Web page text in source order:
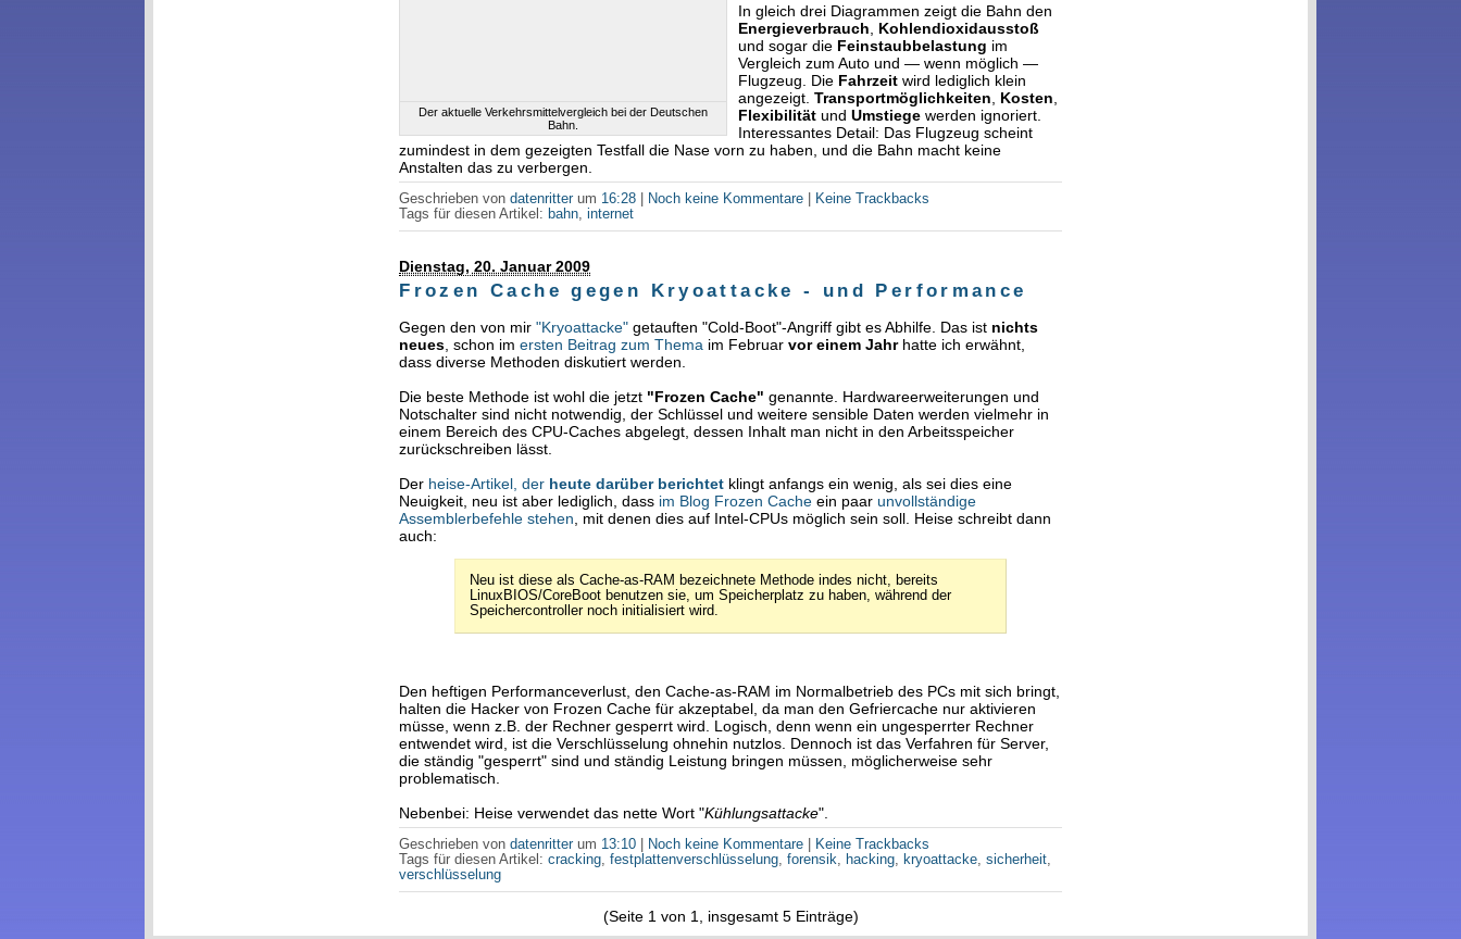
Der aktuelle Verkehrsmittelvergleich bei der Deutschen
Bahn.
In gleich drei Diagrammen zeigt die Bahn den
Energieverbrauch
Kohlendioxidausstoß
und sogar die Feinstaubbelastung im
Vergleich zum Auto und — wenn möglich —
Flugzeug. Die Fahrzeit wird lediglich klein
angezeigt.Transportmöglichkeiten Kosten
Flexibilität undUmstiege werden ignoriert.
Interessantes Detail: Das Flugzeug scheint
zumindest in dem gezeigten Testfall die Nase vorn zu haben, und die Bahn macht keine
Anstalten das zu verbergen.
Geschrieben vondatenritterum 16:28 Noch keine Kommentare
Keine Trackbacks
Tags für diesen Artikel: bahn,internet
Dienstag, 20. Januar 2009
Frozen Cache gegen Kryoattacke - und Performance
Gegen den von mir"Kryoattacke" getauften "Cold-Boot"-Angriff gibt es Abhilfe. Das ist nichts
neues , schon imersten Beitrag zum Thema im Februarvor einem Jahrhatte ich erwähnt,
dass diverse Methoden diskutiert werden.
Die beste Methode ist wohl die jetzt "Frozen Cache" genannte. Hardwareerweiterungen und
Notschalter sind nicht notwendig, der Schlüssel und weitere sensible Daten werden vielmehr in
einem Bereich des CPU-Caches abgelegt, dessen Inhalt man nicht in den Arbeitsspeicher
zurückschreiben lässt.
Der heise-Artikel, der heute darüber berichtet klingt anfangs ein wenig, als sei dies eine
Neuigkeit, neu ist aber lediglich, dass im Blog Frozen Cache ein paar unvollständige
Assemblerbefehle stehen , mit denen dies auf Intel-CPUs möglich sein soll. Heise schreibt dann
auch:
Neu ist diese als Cache-as-RAM bezeichnete Methode indes nicht, bereits
LinuxBIOS/CoreBoot benutzen sie, um Speicherplatz zu haben, während der
Speichercontroller noch initialisiert wird.
Den heftigen Performanceverlust, den Cache-as-RAM im Normalbetrieb des PCs mit sich bringt,
halten die Hacker von Frozen Cache für akzeptabel, da man den Gefriercache nur aktivieren
müsse, wenn z.B. der Rechner gesperrt wird. Logisch, denn wenn ein ungesperrter Rechner
entwendet wird, ist die Verschlüsselung ohnehin nutzlos. Dennoch ist das Verfahren für Server,
die ständig "gesperrt" sind und ständig Leistung bringen müssen, möglicherweise sehr
problematisch.
Nebenbei: Heise verwendet das nette Wort "Kühlungsattacke".
Geschrieben vondatenritterum 13:10 Noch keine Kommentare
Keine Trackbacks
Tags für diesen Artikel:cracking ,festplattenverschlüsselung ,forensik hacking kryoattacke ,sicherheit
verschlüsselung
(Seite 1 von 1, insgesamt 5 Einträge)